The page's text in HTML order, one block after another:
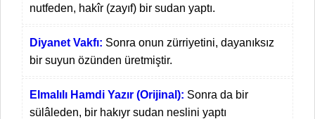
nutfeden, hakîr (zayıf) bir sudan yaptı.
Diyanet Vakfı: Sonra onun zürriyetini, dayanıksız
bir suyun özünden üretmiştir.
Elmalılı Hamdi Yazır (Orijinal): Sonra da bir
sülâleden, bir hakıyr sudan neslini yaptı